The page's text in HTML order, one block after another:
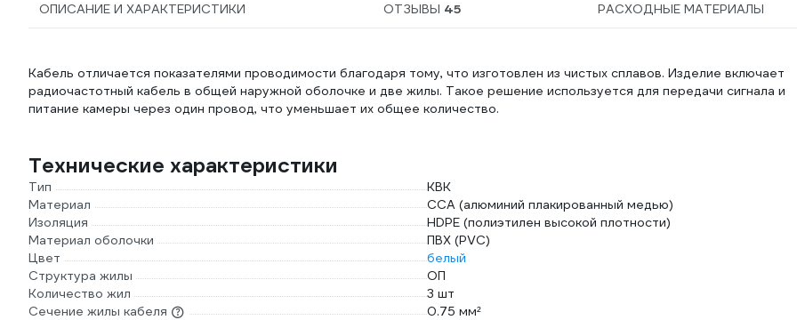
ОПИСАНИЕ И ХАРАКТЕРИСТИКИ ОТЗЫВЫ 45 РАСХОДНЫЕ МАТЕРИАЛЫ
Кабель отличается показателями проводимости благодаря тому, что изготовлен из чистых сплавов. Изделие включает
радиочастотный кабель в общей наружной оболочке и две жилы. Такое решение используется для передачи сигнала и
питание камеры через один провод, что уменьшает их общее количество.
Технические характеристики
Тип
КВК
Материал
CCA (алюминий плакированный медью)
Изоляция
HDPE (полиэтилен высокой плотности)
Материал оболочки
ПВХ (PVC)
Цвет
белый
Структура жилы
ОП
Количество жил
3 шт
Сечение жилы кабеля
0.75 мм²